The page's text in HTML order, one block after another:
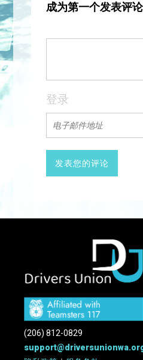
成为第一个发表评
登录
(206) 812-0829